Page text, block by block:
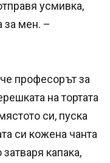
усмивка,
за мен. –
професорът за
на тортата
си, пуска
си кожена чанта
капака,